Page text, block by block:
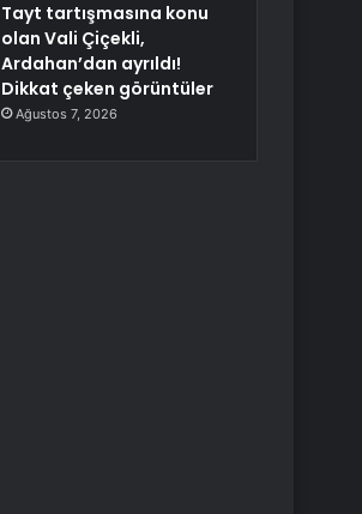
Tayt tartışmasına konu
olan Vali Çiçekli,
Ardahan’dan ayrıldı!
Dikkat çeken görüntüler
Ağustos 7, 2026